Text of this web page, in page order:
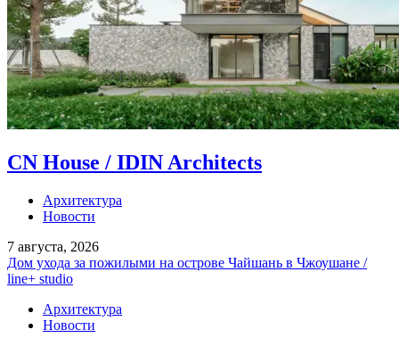
CN House / IDIN Architects
Архитектура
Новости
7 августа, 2026
Дом ухода за пожилыми на острове Чайшань в Чжоушане /
line+ studio
Архитектура
Новости